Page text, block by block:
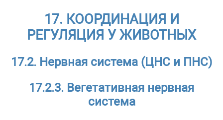
17. КООРДИНАЦИЯ И
РЕГУЛЯЦИЯ У ЖИВОТНЫХ
17.2. Нервная система (ЦНС и ПНС)
17.2.3. Вегетативная нервная
система